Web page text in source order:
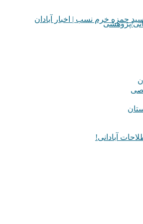
پژوهشی
آبادانی!